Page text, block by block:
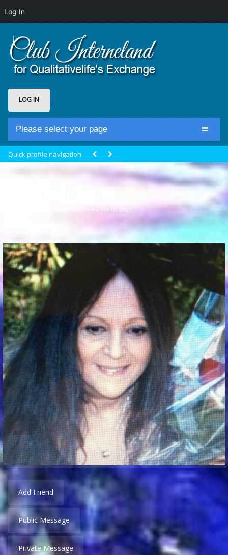
Log In
LOG IN
Please select your page
Cristal Temple
Meeting Point
The Yacht Club
Quick profile navigation
Active 2 months ago
Add Friend
Public Message
Private Message